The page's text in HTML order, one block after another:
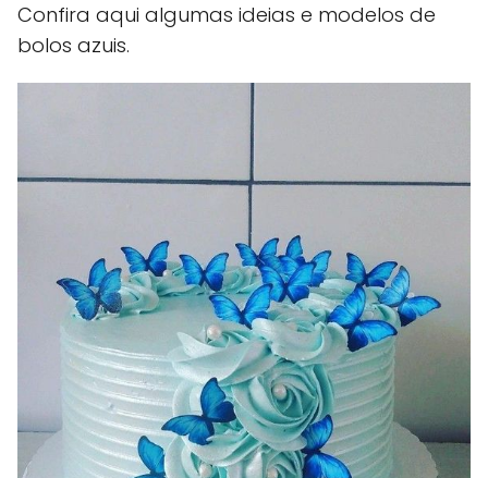
Confira aqui algumas ideias e modelos de
bolos azuis.